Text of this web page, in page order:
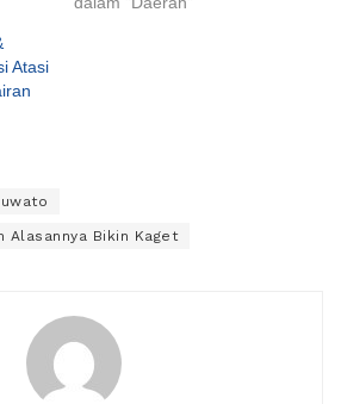
Atasi
Alasannya Bikin Kaget